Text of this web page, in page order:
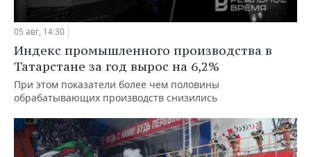
05 авг, 14:30
Индекс промышленного производства в
Татарстане за год вырос на 6,2%
При этом показатели более чем половины
обрабатывающих производств снизились